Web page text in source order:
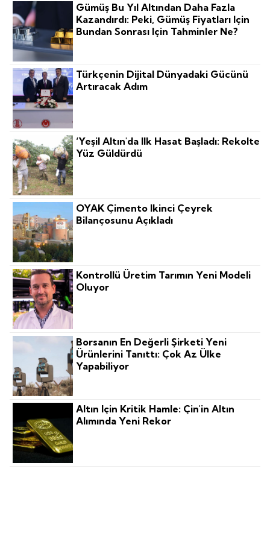
Gümüş Bu Yıl Altından Daha Fazla
Kazandırdı: Peki, Gümüş Fiyatları Için
Bundan Sonrası Için Tahminler Ne?
Türkçenin Dijital Dünyadaki Gücünü
Artıracak Adım
‘Yeşil Altın'da Ilk Hasat Başladı: Rekolte
Yüz Güldürdü
OYAK Çimento Ikinci Çeyrek
Bilançosunu Açıkladı
Kontrollü Üretim Tarımın Yeni Modeli
Oluyor
Borsanın En Değerli Şirketi Yeni
Ürünlerini Tanıttı: Çok Az Ülke
Yapabiliyor
Altın Için Kritik Hamle: Çin'in Altın
Alımında Yeni Rekor